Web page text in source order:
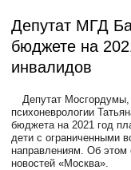
Депутат МГД
бюджете на
инвалидов
Депутат Мосгордумы,
психоневрологии
бюджета на 2021 год
дети с ограниченными
направлениям. Об этом
новостей «Москва».